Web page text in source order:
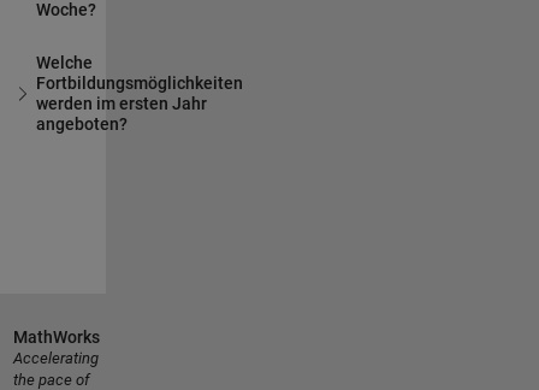
Woche?
Welche
Fortbildungsmöglichkeiten
werden im ersten Jahr
angeboten?
MathWorks
Accelerating
the pace of